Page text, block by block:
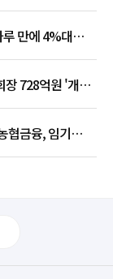
루 만에 4%대
728억원 '개인
협금융, 임기